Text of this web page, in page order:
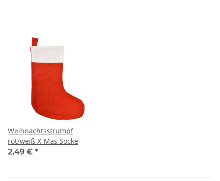
Weihnachtsstrumpf
rot/weiß X-Mas Socke
2,49 € *